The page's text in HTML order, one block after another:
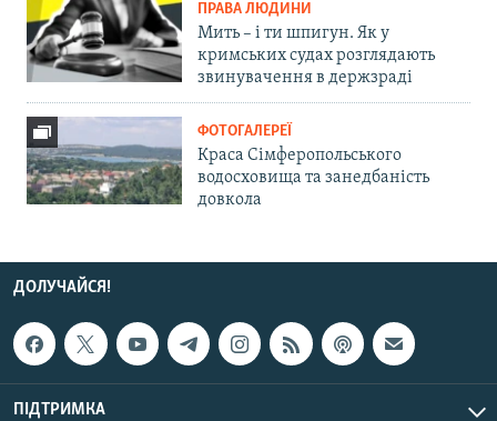
ПРАВА ЛЮДИНИ
Мить – і ти шпигун. Як у
кримських судах розглядають
звинувачення в держзраді
ФОТОГАЛЕРЕЇ
Краса Сімферопольського
водосховища та занедбаність
довкола
ДОЛУЧАЙСЯ!
ПІДТРИМКА